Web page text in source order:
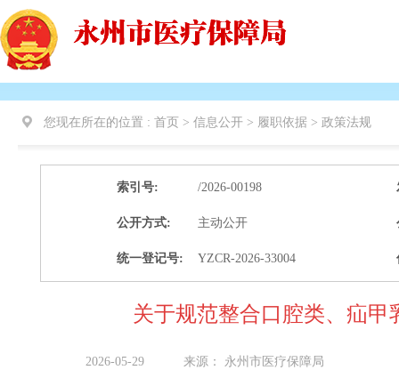
您现在所在的位置 : 首页 > 信息公开 > 履职依据 > 政策法规
索引号: /2026-00198
公开方式: 主动公开
统一登记号: YZCR-2026-33004
关于规范整合口腔类、疝
2026-05-29 来源： 永州市医疗保障局